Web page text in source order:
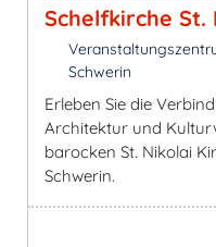
Schelfkirche St.
Schwerin
Erleben Sie die
Architektur und
barocken St. Nikolai
Schwerin.